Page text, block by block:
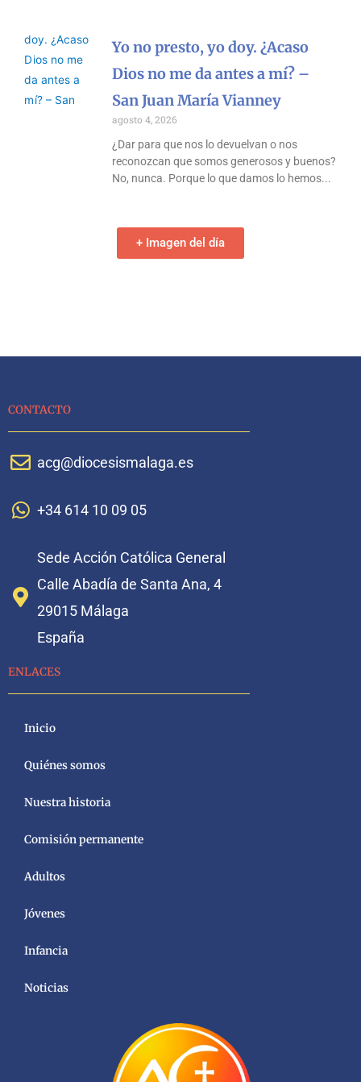
Yo no presto, yo doy. ¿Acaso
Dios no me da antes a mí? –
San Juan María Vianney
agosto 4, 2026
¿Dar para que nos lo devuelvan o nos
reconozcan que somos generosos y buenos?
No, nunca. Porque lo que damos lo hemos
+ Imagen del día
CONTACTO
acg@diocesismalaga.es
+34 614 10 09 05
Sede Acción Católica General
Calle Abadía de Santa Ana, 4
29015 Málaga
España
ENLACES
Inicio
Quiénes somos
Nuestra historia
Comisión permanente
Adultos
Jóvenes
Infancia
Noticias